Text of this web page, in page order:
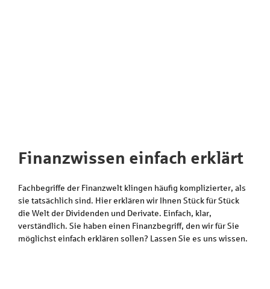
Finanzwissen einfach erklärt
Fachbegriffe der Finanzwelt klingen häufig komplizierter, als
sie tatsächlich sind. Hier erklären wir Ihnen Stück für Stück
die Welt der Dividenden und Derivate. Einfach, klar,
verständlich. Sie haben einen Finanzbegriff, den wir für Sie
möglichst einfach erklären sollen? Lassen Sie es uns wissen.